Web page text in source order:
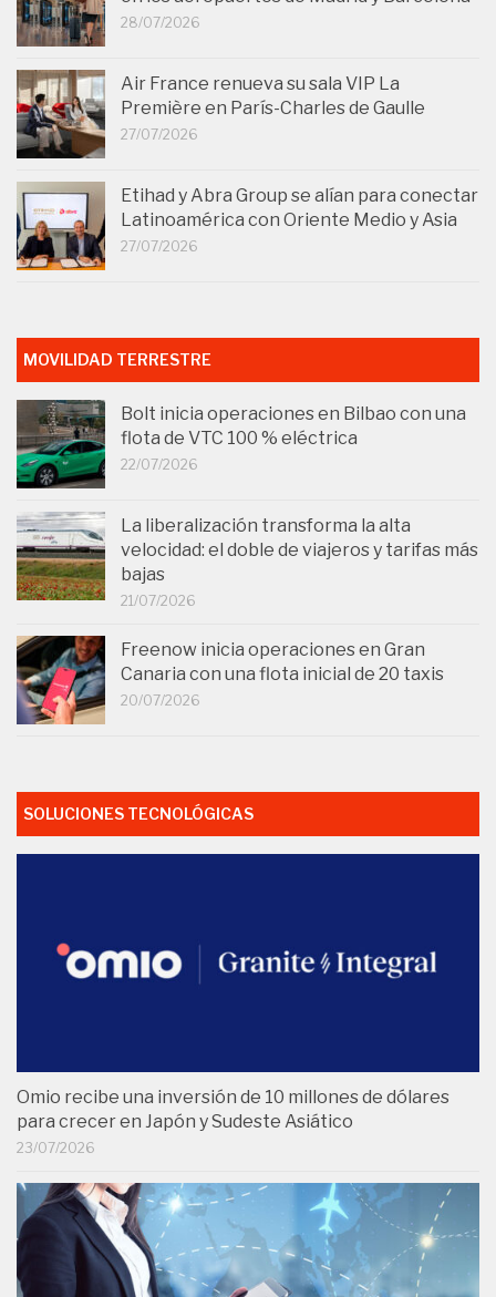
28/07/2026
Air France renueva su sala VIP La
Première en París-Charles de Gaulle
27/07/2026
Etihad y Abra Group se alían para conectar
Latinoamérica con Oriente Medio y Asia
27/07/2026
MOVILIDAD TERRESTRE
Bolt inicia operaciones en Bilbao con una
flota de VTC 100 % eléctrica
22/07/2026
La liberalización transforma la alta
velocidad: el doble de viajeros y tarifas más
bajas
21/07/2026
Freenow inicia operaciones en Gran
Canaria con una flota inicial de 20 taxis
20/07/2026
SOLUCIONES TECNOLÓGICAS
Omio recibe una inversión de 10 millones de dólares
para crecer en Japón y Sudeste Asiático
23/07/2026